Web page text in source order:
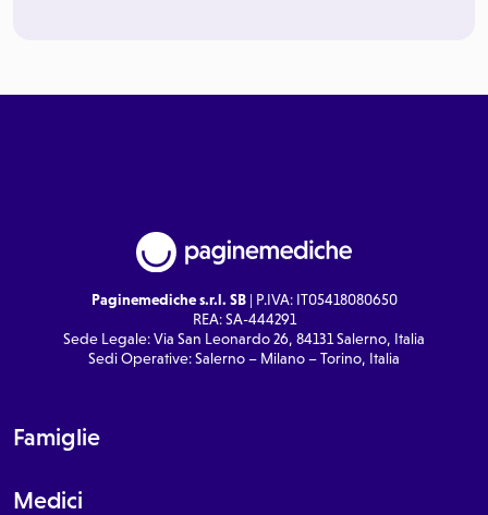
Paginemediche s.r.l. SB| P.IVA: IT05418080650
REA: SA-444291
Sede Legale: Via San Leonardo 26, 84131 Salerno, Italia
Sedi Operative: Salerno – Milano – Torino, Italia
Famiglie
Medici